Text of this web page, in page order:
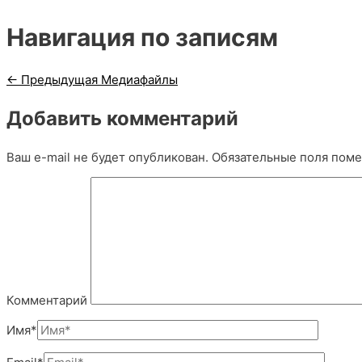
Навигация по записям
← Предыдущая Медиафайлы
Добавить комментарий
Ваш e-mail не будет опубликован. Обязательные поля
Комментарий
Имя*